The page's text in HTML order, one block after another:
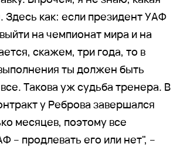
Здесь как: если президент УАФ
на чемпионат мира и на
скажем, три года, то в
ты должен быть
Такова уж судьба тренера. В
у Реброва завершался
месяцев, поэтому все
– продлевать его или нет", –